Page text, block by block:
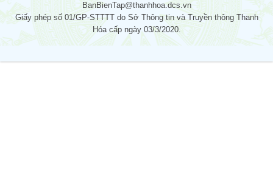
BanBienTap@thanhhoa.dcs.vn
Giấy phép số 01/GP-STTTT do Sở Thông tin và Truyền thông Thanh
Hóa cấp ngày 03/3/2020.